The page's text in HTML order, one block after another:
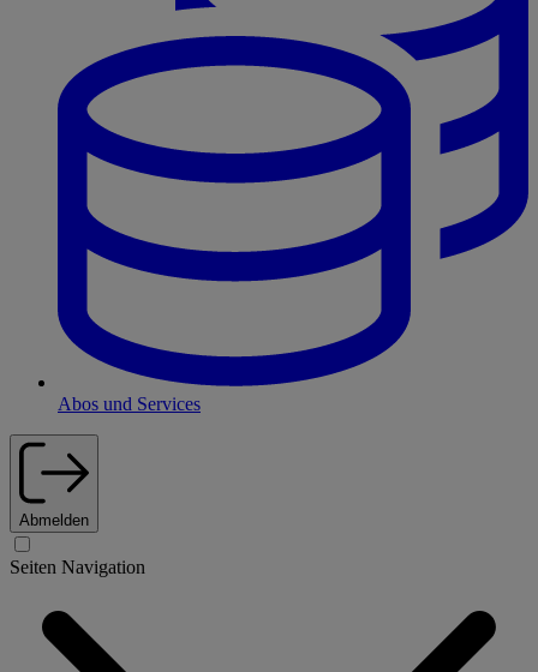
Abos und Services
Abmelden
Seiten Navigation